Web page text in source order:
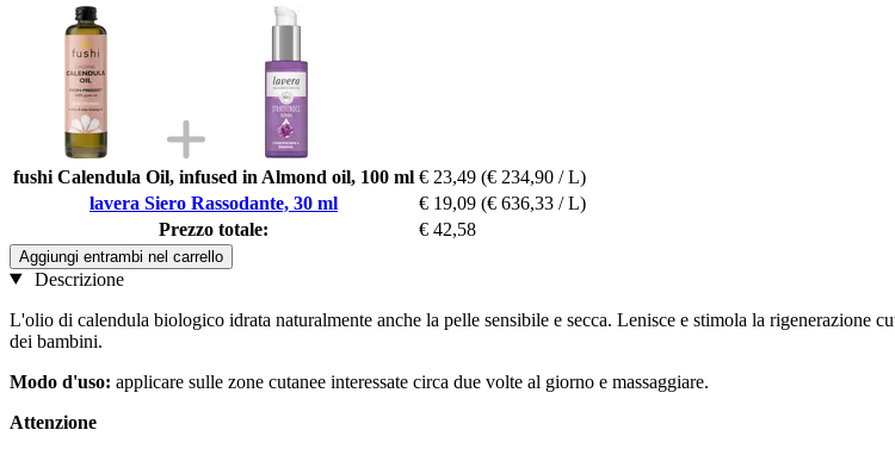
fushi Calendula Oil, infused in Almond oil, 100 ml € 23,49 (€ 234,90 / L)
lavera Siero Rassodante, 30 ml
€ 19,09 (€ 636,33 / L)
Prezzo totale:
€ 42,58
Aggiungi entrambi nel carrello
Descrizione
L'olio di calendula biologico idrata naturalmente anche la pelle sensibile e secca. Lenisce e stimola la rigenerazione
dei bambini.
Modo d'uso: applicare sulle zone cutanee interessate circa due volte al giorno e massaggiare.
Attenzione